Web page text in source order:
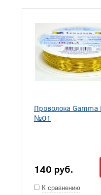
Проволока Gamma
№01
140 руб.
К сравнению